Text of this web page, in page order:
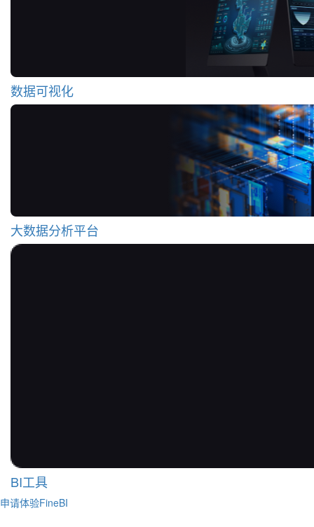
数据可视化
大数据分析平台
BI工具
申请体验FineBI